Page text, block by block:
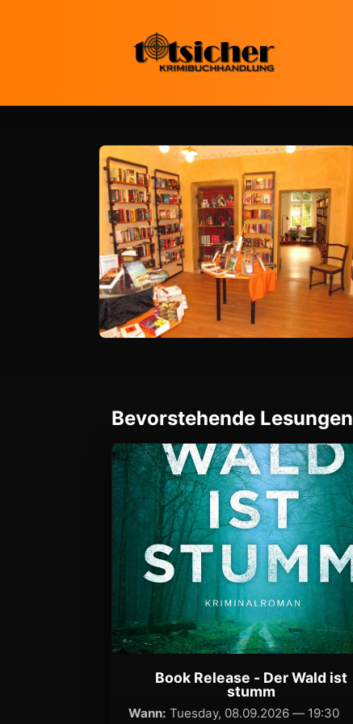
Bevorstehende Lesungen
Book Release - Der Wald ist
stumm
Wann: Tuesday, 08.09.2026 — 19:30